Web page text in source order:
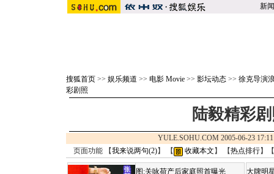
新闻
搜狐首页 >> 娱乐频道 >> 电影 Movie >> 影坛动态 >> 徐克导演
彩剧照
陆毅精彩
YULE.SOHU.COM 2005-06-23
页面功能 【我来说两句(2)】 【 收藏本文 】 【热点排行】【
图:关咏荷产后家庭照首曝光 大牌明